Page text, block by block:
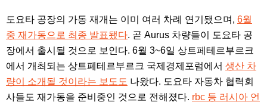
도요타 공장의 가동 재개는 이미 여러 차례 연기됐으며, 6월
중 재가동으로 최종 발표됐다. 곧 Aurus 차량들이 도요타 공
장에서 출시될 것으로 보인다. 6월 3~6일 상트페테르부르크
에서 개최되는 상트페테르부르크 국제경제포럼에서 생산 차
량이 소개될 것이라는 보도도 나왔다. 도요타 자동차 협력회
사들도 재가동을 준비중인 것으로 전해졌다. rbc 등 러시아 언